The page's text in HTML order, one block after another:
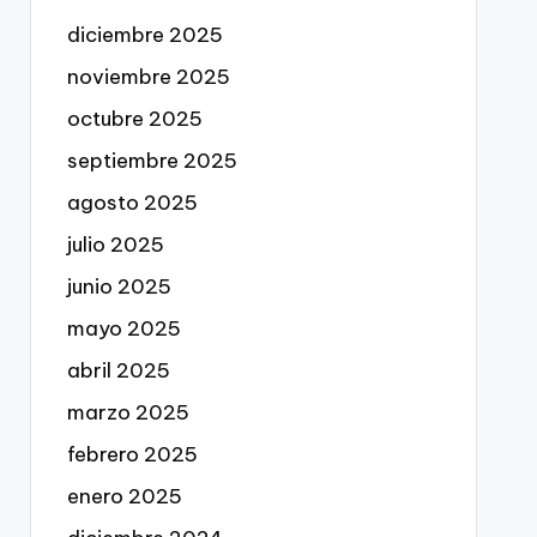
diciembre 2025
noviembre 2025
octubre 2025
septiembre 2025
agosto 2025
julio 2025
junio 2025
mayo 2025
abril 2025
marzo 2025
febrero 2025
enero 2025